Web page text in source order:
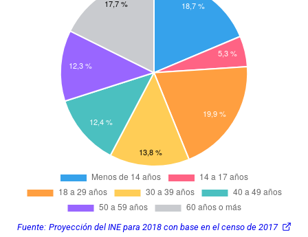
Fuente: Proyección del INE para 2018 con base en el censo de 2017